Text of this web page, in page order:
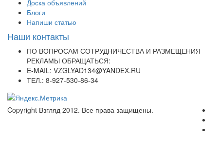
Доска объявлений
Блоги
Напиши статью
Наши контакты
ПО ВОПРОСАМ СОТРУДНИЧЕСТВА И РАЗМЕЩЕНИЯ
РЕКЛАМЫ ОБРАЩАТЬСЯ:
E-MAIL: VZGLYAD134@YANDEX.RU
ТЕЛ.: 8-927-530-86-34
Copyright Взгляд 2012. Все права защищены.